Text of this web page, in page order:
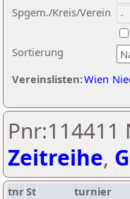
Sortierung
Spgem./Kreis/Verein
Vereinslisten:Wien
Zeitreihe,
tnrSt turnier